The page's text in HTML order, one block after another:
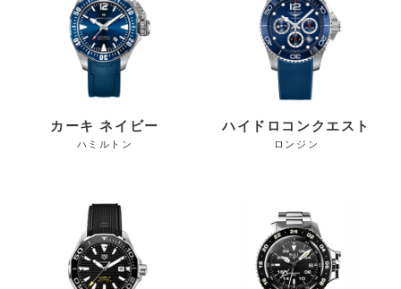
カーキ ネイビー
ハミルトン
ハイドロコンクエスト
ロンジン